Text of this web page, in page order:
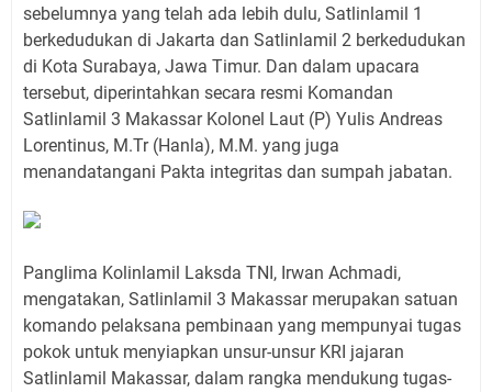
sebelumnya yang telah ada lebih dulu, Satlinlamil 1
berkedudukan di Jakarta dan Satlinlamil 2 berkedudukan
di Kota Surabaya, Jawa Timur. Dan dalam upacara
tersebut, diperintahkan secara resmi Komandan
Satlinlamil 3 Makassar Kolonel Laut (P) Yulis Andreas
Lorentinus, M.Tr (Hanla), M.M. yang juga
menandatangani Pakta integritas dan sumpah jabatan.
Panglima Kolinlamil Laksda TNI, Irwan Achmadi,
mengatakan, Satlinlamil 3 Makassar merupakan satuan
komando pelaksana pembinaan yang mempunyai tugas
pokok untuk menyiapkan unsur-unsur KRI jajaran
Satlinlamil Makassar, dalam rangka mendukung tugas-